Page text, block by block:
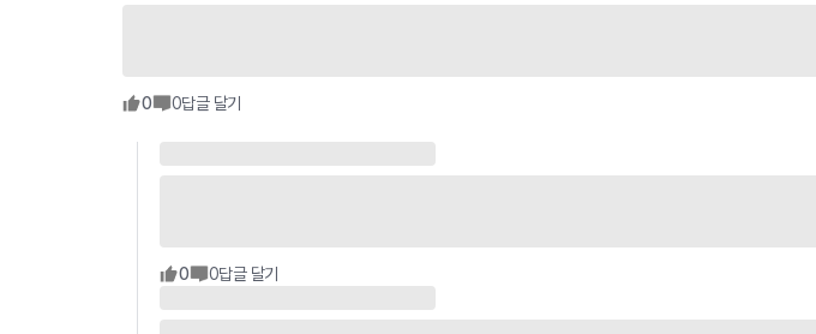
0 0답글 달기
0 0답글 달기